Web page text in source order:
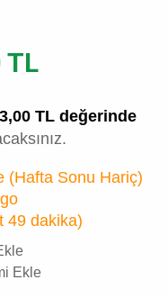
TL
TL değerinde
(Hafta Sonu Hariç)
49 dakika)
Ekle